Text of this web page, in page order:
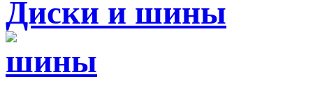
Диски и шины